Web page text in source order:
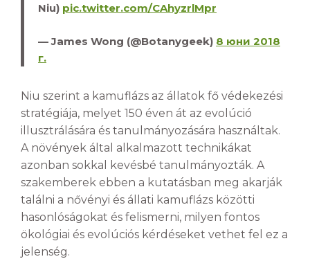
Niu) pic.twitter.com/CAhyzrlMpr
— James Wong (@Botanygeek) 8 юни 2018
г.
Niu szerint a kamuflázs az állatok fő védekezési
stratégiája, melyet 150 éven át az evolúció
illusztrálására és tanulmányozására használtak.
A növények által alkalmazott technikákat
azonban sokkal kevésbé tanulmányozták. A
szakemberek ebben a kutatásban meg akarják
találni a nővényi és állati kamuflázs közötti
hasonlóságokat és felismerni, milyen fontos
ökológiai és evolúciós kérdéseket vethet fel ez a
jelenség.